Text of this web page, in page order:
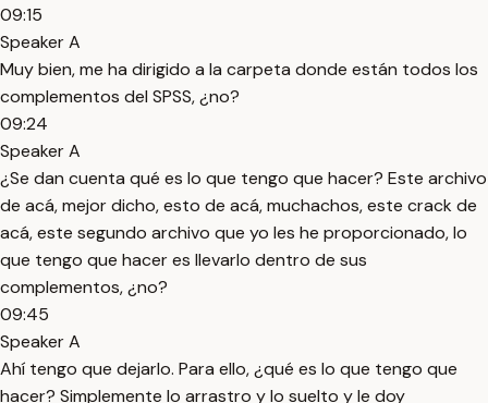
09:15
Speaker A
Muy bien, me ha dirigido a la carpeta donde están todos los
complementos del SPSS, ¿no?
09:24
Speaker A
¿Se dan cuenta qué es lo que tengo que hacer? Este archivo
de acá, mejor dicho, esto de acá, muchachos, este crack de
acá, este segundo archivo que yo les he proporcionado, lo
que tengo que hacer es llevarlo dentro de sus
complementos, ¿no?
09:45
Speaker A
Ahí tengo que dejarlo. Para ello, ¿qué es lo que tengo que
hacer? Simplemente lo arrastro y lo suelto y le doy